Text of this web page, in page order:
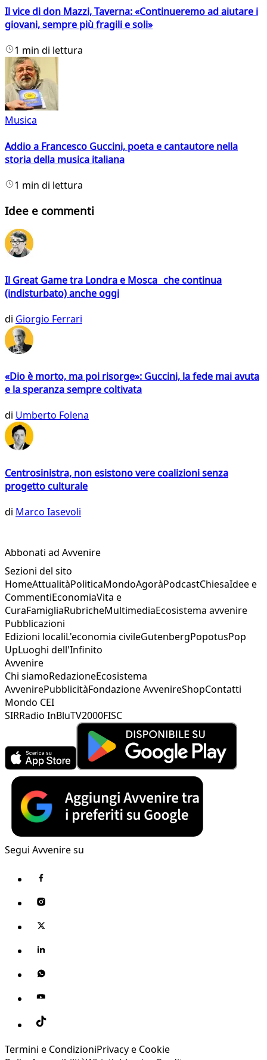
Il vice di don Mazzi, Taverna: «Continueremo ad aiutare i
giovani, sempre più fragili e soli»
1 min di lettura
Musica
Addio a Francesco Guccini, poeta e cantautore nella
storia della musica italiana
1 min di lettura
Idee e commenti
Il Great Game tra Londra e Mosca che continua
(indisturbato) anche oggi
di Giorgio Ferrari
«Dio è morto, ma poi risorge»: Guccini, la fede mai avuta
e la speranza sempre coltivata
di Umberto Folena
Centrosinistra, non esistono vere coalizioni senza
progetto culturale
di Marco Iasevoli
Abbonati ad Avvenire
Sezioni del sito
HomeAttualitàPoliticaMondoAgoràPodcastChiesaIdee e
CommentiEconomiaVita e
CuraFamigliaRubricheMultimediaEcosistema avvenire
Pubblicazioni
Edizioni localiL'economia civileGutenbergPopotusPop
UpLuoghi dell'Infinito
Avvenire
Chi siamoRedazioneEcosistema
AvvenirePubblicitàFondazione AvvenireShopContatti
Mondo CEI
SIRRadio InBluTV2000FISC
Segui Avvenire su
Termini e CondizioniPrivacy e Cookie